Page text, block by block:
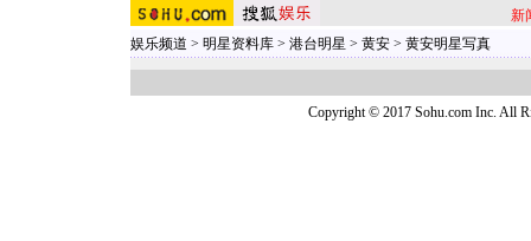
新
娱乐频道 > 明星资料库 > 港台明星 > 黄安 > 黄安明星写真
Copyright © 2017 Sohu.com Inc. All